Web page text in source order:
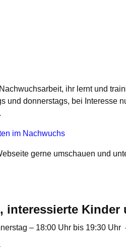
ihr lernt und
und donnerstags, bei Interesse
im Nachwuchs
gerne umschauen und
interessierte Kinder
– 18:00 Uhr bis 19:30 Uhr -